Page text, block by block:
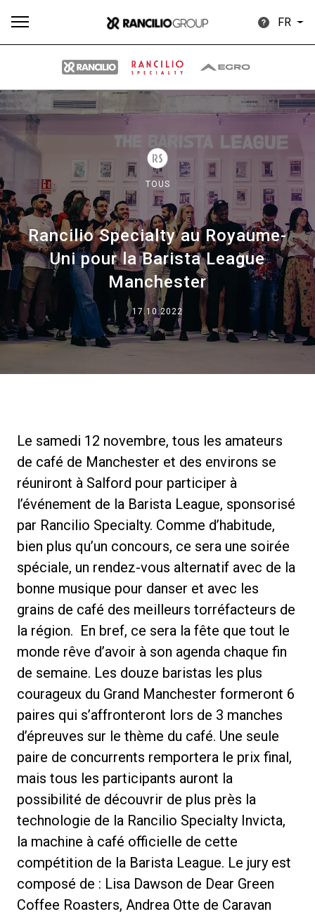
FR
TOUS
Rancilio Specialty au Royaume-
Uni pour la Barista League
Manchester
17.10.2022
Le samedi 12 novembre, tous les amateurs
de café de Manchester et des environs se
réuniront à Salford pour participer à
l’événement de la Barista League, sponsorisé
par Rancilio Specialty. Comme d’habitude,
bien plus qu’un concours, ce sera une soirée
spéciale, un rendez-vous alternatif avec de la
bonne musique pour danser et avec les
grains de café des meilleurs torréfacteurs de
la région. En bref, ce sera la fête que tout le
monde rêve d’avoir à son agenda chaque fin
de semaine. Les douze baristas les plus
courageux du Grand Manchester formeront 6
paires qui s’affronteront lors de 3 manches
d’épreuves sur le thème du café. Une seule
paire de concurrents remportera le prix final,
mais tous les participants auront la
possibilité de découvrir de plus près la
technologie de la Rancilio Specialty Invicta,
la machine à café officielle de cette
compétition de la Barista League. Le jury est
composé de : Lisa Dawson de Dear Green
Coffee Roasters, Andrea Otte de Caravan
Produits Télécharger
Our brands
Group
News
Nos laboratoires
Durabilité
Connect
Nous contacter
Politique de confidentialité